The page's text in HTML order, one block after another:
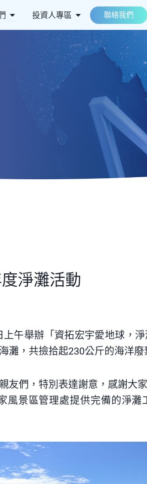
Open 關於我們
投資人專區 Open 投資人專區
聯絡我們
淨灘活動
午舉辦「資拓宏宇愛地球，
灘，共撿拾起230公斤的海洋廢
友們，特別表達謝意，感謝大
風景區管理處提供完備的淨